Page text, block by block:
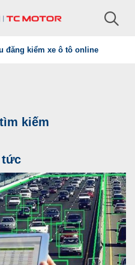
đăng kiểm xe ô tô online
kiếm
tức